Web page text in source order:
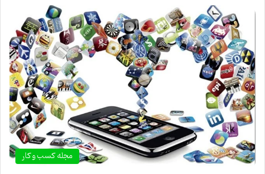
مجله کسب و کار